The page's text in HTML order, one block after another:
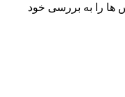
ها را به بررسی خود